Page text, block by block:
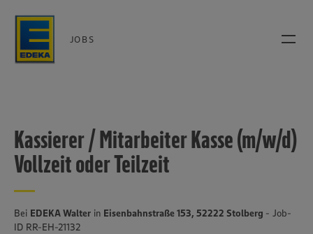
JOBS
Kassierer / Mitarbeiter Kasse (m/w/d)
Vollzeit oder Teilzeit
Bei EDEKA Walter in Eisenbahnstraße 153, 52222 Stolberg - Job-
ID RR-EH-21132